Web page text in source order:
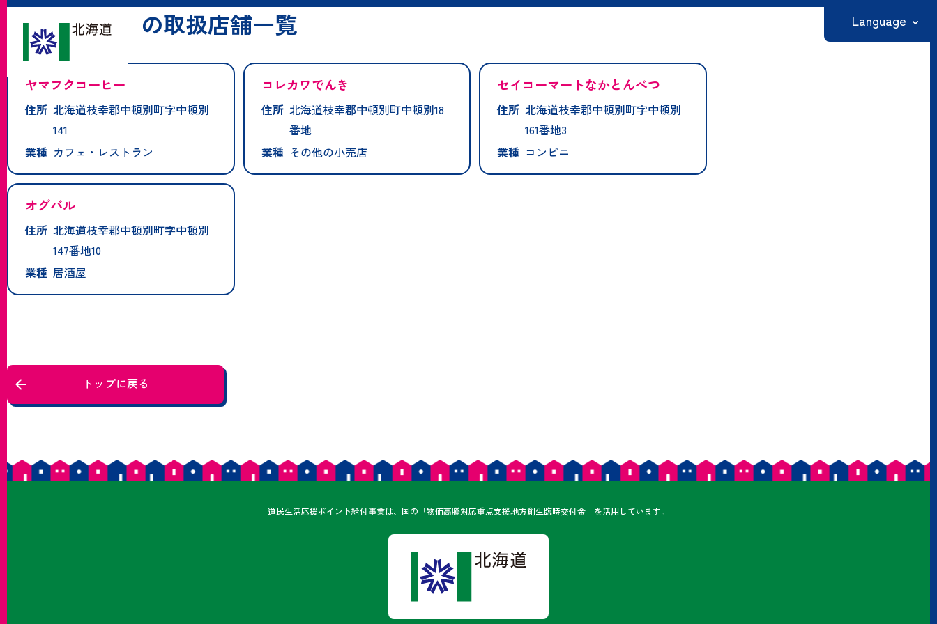
Language
「中頓別町」の取扱店舗一覧
ヤマフクコーヒー
住所 北海道枝幸郡中頓別町字中頓別
141
業種 カフェ・レストラン
コレカワでんき
住所 北海道枝幸郡中頓別町中頓別18
番地
業種 その他の小売店
セイコーマートなかとんべつ
住所 北海道枝幸郡中頓別町字中頓別
161番地3
業種 コンビニ
オグバル
住所 北海道枝幸郡中頓別町字中頓別
147番地10
業種 居酒屋
トップに戻る
道民どうみん
生活応援ポイント給付事業は、 国の「物価高騰対応重点支援地方創生臨時交付金」を活用しています。